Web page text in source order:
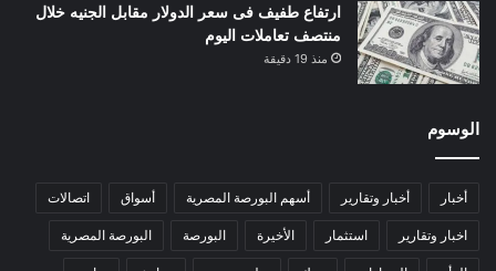
ارتفاع طفيف فى سعر الدولار مقابل الجنيه خلال
منتصف تعاملات اليوم
منذ 19 دقيقة
الوسوم
أخبار أخبار وتقارير أسهم البورصة المصرية أسواق اتصالات
اخبار وتقارير استثمار الأخيرة البورصة البورصة المصرية